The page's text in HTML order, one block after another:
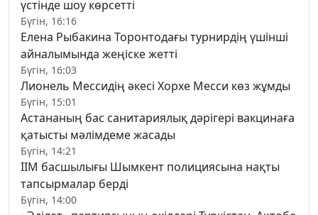
үстінде шоу көрсетті
Бүгін, 16:16
Елена Рыбакина Торонтодағы турнирдің үшінші
айналымында жеңіске жетті
Бүгін, 16:03
Лионель Мессидің әкесі Хорхе Месси көз жұмды
Бүгін, 15:01
Астананың бас санитариялық дәрігері вакцинаға
қатысты мәлімдеме жасады
Бүгін, 14:21
ІІМ басшылығы Шымкент полициясына нақты
тапсырмалар берді
Бүгін, 14:00